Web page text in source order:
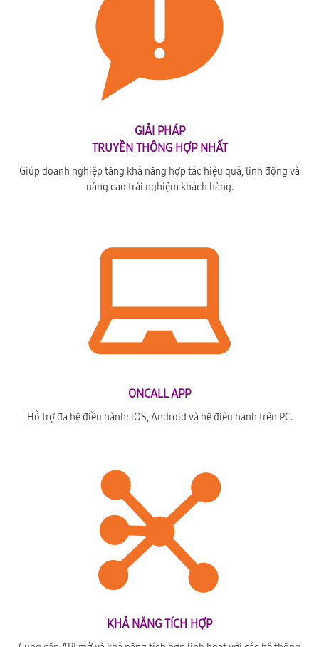
GIẢI PHÁP
TRUYỀN THÔNG HỢP NHẤT
Giúp doanh nghiệp tăng khả năng hợp tác hiệu quả, linh động và
nâng cao trải nghiệm khách hàng.
ONCALL APP
Hỗ trợ đa hệ điều hành: iOS, Android và hệ điêu hanh trên PC.
KHẢ NĂNG TÍCH HỢP